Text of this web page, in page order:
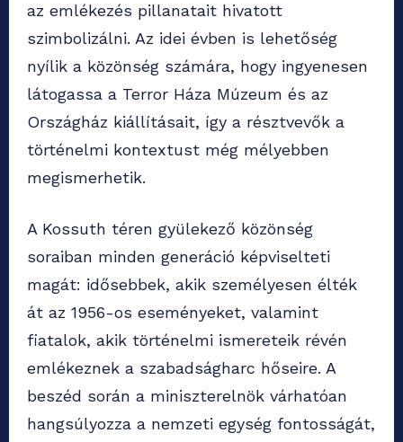
az emlékezés pillanatait hivatott
szimbolizálni. Az idei évben is lehetőség
nyílik a közönség számára, hogy ingyenesen
látogassa a Terror Háza Múzeum és az
Országház kiállításait, így a résztvevők a
történelmi kontextust még mélyebben
megismerhetik.
A Kossuth téren gyülekező közönség
soraiban minden generáció képviselteti
magát: idősebbek, akik személyesen élték
át az 1956-os eseményeket, valamint
fiatalok, akik történelmi ismereteik révén
emlékeznek a szabadságharc hőseire. A
beszéd során a miniszterelnök várhatóan
hangsúlyozza a nemzeti egység fontosságát,